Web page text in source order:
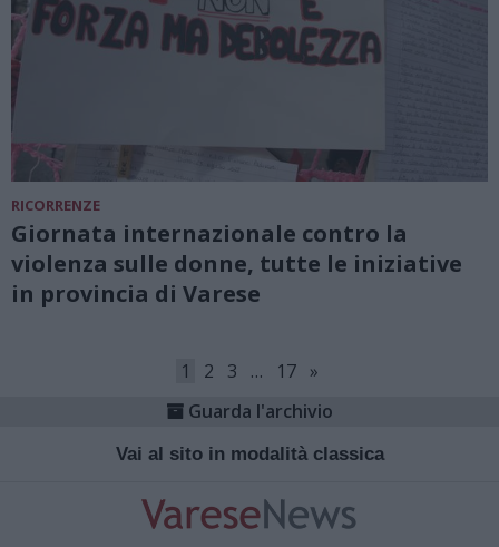
RICORRENZE
Giornata internazionale contro la
violenza sulle donne, tutte le iniziative
in provincia di Varese
1 2 3 … 17 »
Guarda l'archivio
Vai al sito in modalità classica